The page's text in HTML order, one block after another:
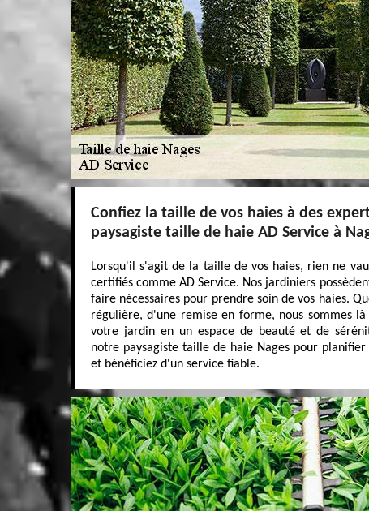
Confiez la taille de vos haies à des
paysagiste taille de haie AD Service à
Lorsqu'il s'agit de la taille de vos haies, rien ne
certifiés comme AD Service. Nos jardiniers
faire nécessaires pour prendre soin de vos haies.
régulière, d'une remise en forme, nous sommes là
votre jardin en un espace de beauté et de
notre paysagiste taille de haie Nages pour
et bénéficiez d'un service fiable.